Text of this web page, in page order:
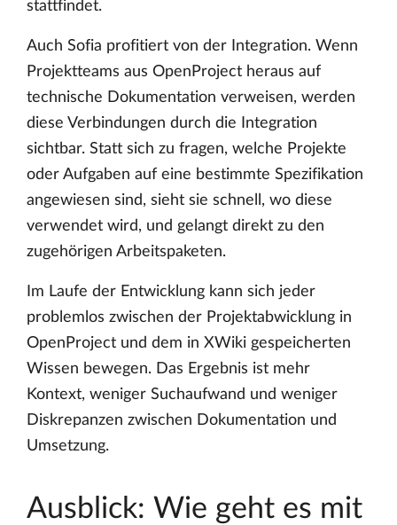
stattfindet.
Auch Sofia profitiert von der Integration. Wenn
Projektteams aus OpenProject heraus auf
technische Dokumentation verweisen, werden
diese Verbindungen durch die Integration
sichtbar. Statt sich zu fragen, welche Projekte
oder Aufgaben auf eine bestimmte Spezifikation
angewiesen sind, sieht sie schnell, wo diese
verwendet wird, und gelangt direkt zu den
zugehörigen Arbeitspaketen.
Im Laufe der Entwicklung kann sich jeder
problemlos zwischen der Projektabwicklung in
OpenProject und dem in XWiki gespeicherten
Wissen bewegen. Das Ergebnis ist mehr
Kontext, weniger Suchaufwand und weniger
Diskrepanzen zwischen Dokumentation und
Umsetzung.
Ausblick: Wie geht es mit